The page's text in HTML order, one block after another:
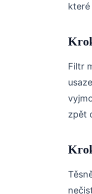
které
Filtr
zpět